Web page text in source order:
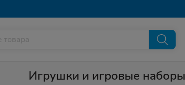
Игрушки и игровые наборы